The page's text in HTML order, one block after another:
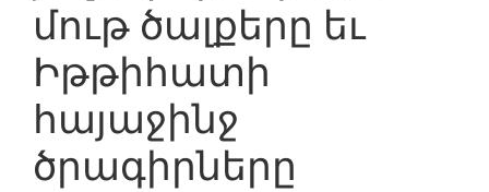
մութ ծալքերը եւ
Իթթիհատի
հայաջինջ
ծրագիրները